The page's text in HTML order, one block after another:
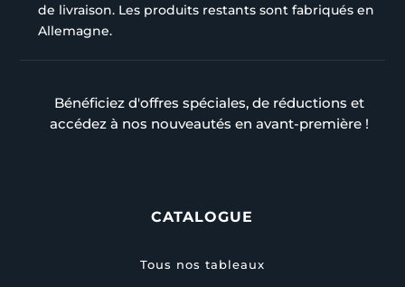
de livraison. Les produits restants sont fabriqués en
Allemagne.
Bénéficiez d'offres spéciales, de réductions et
accédez à nos nouveautés en avant-première !
CATALOGUE
Tous nos tableaux